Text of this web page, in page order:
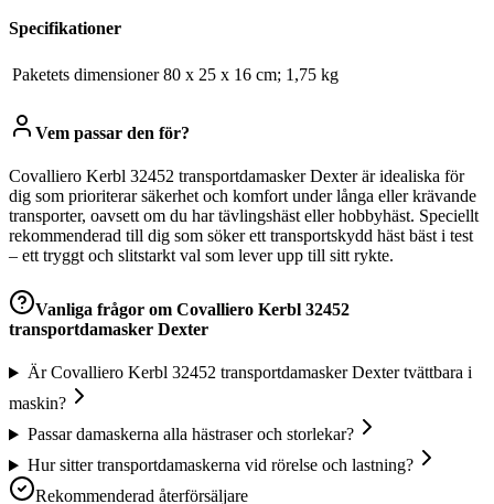
Specifikationer
Paketets dimensioner ‎80 x 25 x 16 cm; 1,75 kg
Vem passar den för?
Covalliero Kerbl 32452 transportdamasker Dexter är idealiska för
dig som prioriterar säkerhet och komfort under långa eller krävande
transporter, oavsett om du har tävlingshäst eller hobbyhäst. Speciellt
rekommenderad till dig som söker ett transportskydd häst bäst i test
– ett tryggt och slitstarkt val som lever upp till sitt rykte.
Vanliga frågor om Covalliero Kerbl 32452
transportdamasker Dexter
Är Covalliero Kerbl 32452 transportdamasker Dexter tvättbara i
maskin?
Passar damaskerna alla hästraser och storlekar?
Hur sitter transportdamaskerna vid rörelse och lastning?
Rekommenderad återförsäljare